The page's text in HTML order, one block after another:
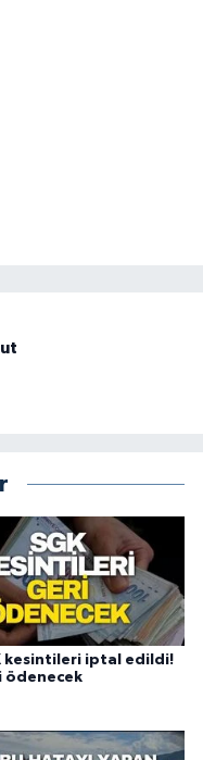
kesintileri iptal edildi!
ödenecek